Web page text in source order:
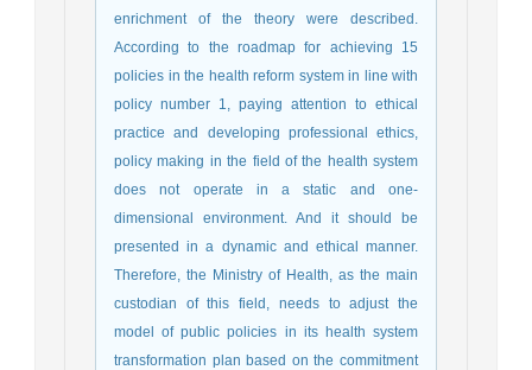
enrichment of the theory were described.
According to the roadmap for achieving 15
policies in the health reform system in line with
policy number 1, paying attention to ethical
practice and developing professional ethics,
policy making in the field of the health system
does not operate in a static and one-
dimensional environment. And it should be
presented in a dynamic and ethical manner.
Therefore, the Ministry of Health, as the main
custodian of this field, needs to adjust the
model of public policies in its health system
transformation plan based on the commitment